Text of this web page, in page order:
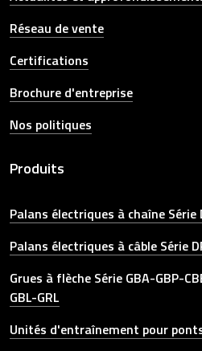
Réseau de vente
Certifications
Brochure d'entreprise
Nos politiques
Produits
Palans électriques à chaîne Série
Palans électriques à câble Série
Grues à flèche Série GBA-GBP-
GBL-GRL
Unités d'entraînement pour